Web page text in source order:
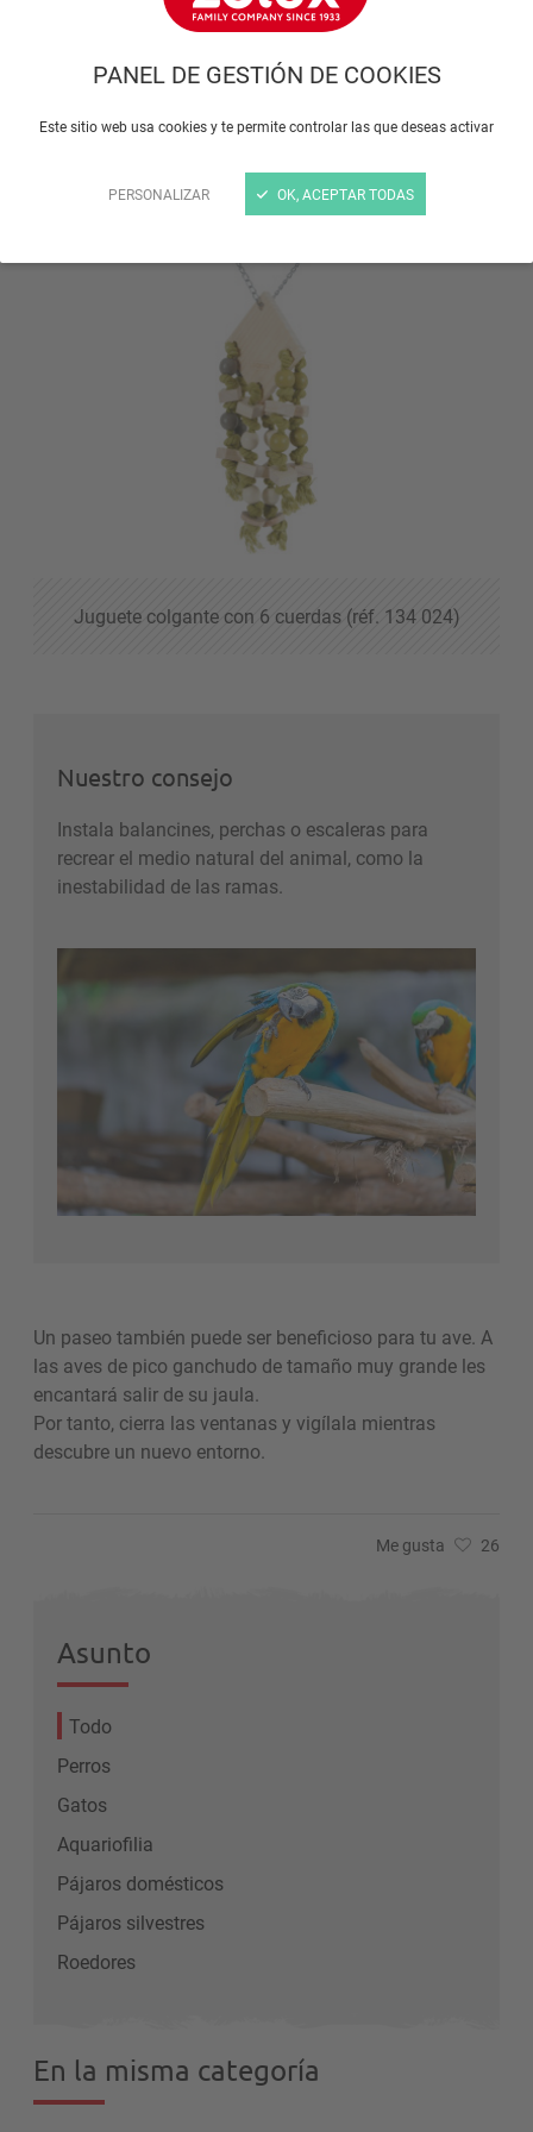
PANEL DE GESTIÓN DE COOKIES
Este sitio web usa cookies y te permite controlar las que deseas activar
PERSONALIZAR OK, ACEPTAR TODAS
pueden ser de metal o de acero, ya que destruirá
para tu animal!
Juguete colgante con 6 cuerdas (réf. 134 024)
Nuestro consejo
Instala balancines, perchas o escaleras para
recrear el medio natural del animal, como la
inestabilidad de las ramas.
Un paseo también puede ser beneficioso para tu ave. A
las aves de pico ganchudo de tamaño muy grande les
encantará salir de su jaula.
Por tanto, cierra las ventanas y vigílala mientras
descubre un nuevo entorno.
Me gusta 26
Asunto
Todo
Perros
Gatos
Aquariofilia
Pájaros domésticos
Pájaros silvestres
Roedores
En la misma categoría